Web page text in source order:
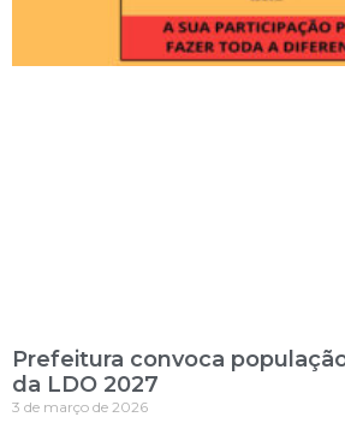
Prefeitura convoca
da LDO 2027
3 de março de 2026